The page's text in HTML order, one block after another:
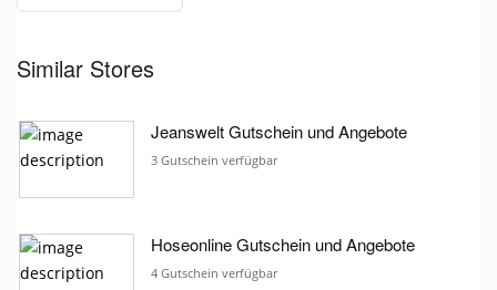
Similar Stores
Jeanswelt Gutschein und Angebote
3 Gutschein verfügbar
Hoseonline Gutschein und Angebote
4 Gutschein verfügbar